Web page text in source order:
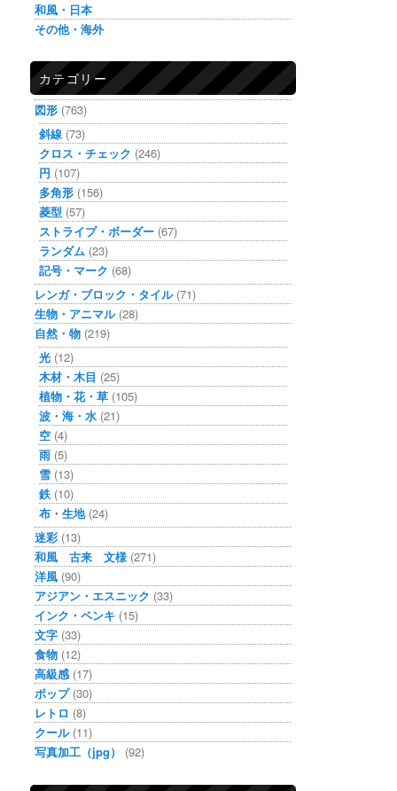
和風・日本
その他・海外
カテゴリー
図形 (763)
斜線 (73)
クロス・チェック (246)
円 (107)
多角形 (156)
菱型 (57)
ストライプ・ボーダー (67)
ランダム (23)
記号・マーク (68)
レンガ・ブロック・タイル(71)
生物・アニマル(28)
自然・物 (219)
光 (12)
木材・木目 (25)
植物・花・草 (105)
波・海・水 (21)
空 (4)
雨 (5)
雪 (13)
鉄 (10)
布・生地(24)
迷彩 (13)
和風 古来 文様 (271)
洋風 (90)
アジアン・エスニック (33)
インク・ペンキ (15)
文字 (33)
食物 (12)
高級感 (17)
ポップ(30)
レトロ (8)
クール(11)
写真加工（jpg）
(92)